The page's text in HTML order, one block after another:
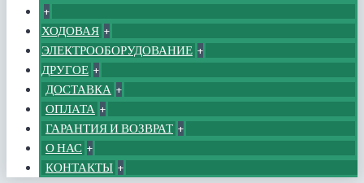
+
ХОДОВАЯ +
ЭЛЕКТРООБОРУДОВАНИЕ +
ДРУГОЕ +
ДОСТАВКА +
ОПЛАТА +
ГАРАНТИЯ И ВОЗВРАТ +
О НАС +
КОНТАКТЫ +